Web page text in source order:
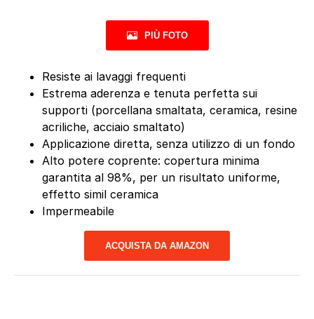
PIÙ FOTO
Resiste ai lavaggi frequenti
Estrema aderenza e tenuta perfetta sui
supporti (porcellana smaltata, ceramica, resine
acriliche, acciaio smaltato)
Applicazione diretta, senza utilizzo di un fondo
Alto potere coprente: copertura minima
garantita al 98%, per un risultato uniforme,
effetto simil ceramica
Impermeabile
ACQUISTA DA AMAZON